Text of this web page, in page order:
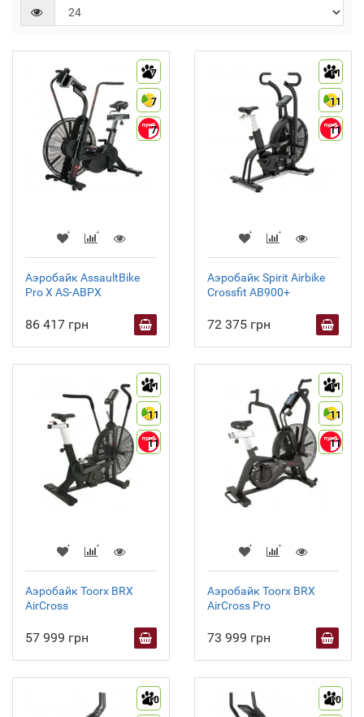
7
7
7
Аэробайк AssaultBike
Pro X AS-ABPX
86 417 грн
11
11
11
Аэробайк Spirit Airbike
Crossfit AB900+
72 375 грн
11
11
11
Аэробайк Toorx BRX
AirCross
57 999 грн
11
11
11
Аэробайк Toorx BRX
AirCross Pro
73 999 грн
10 10